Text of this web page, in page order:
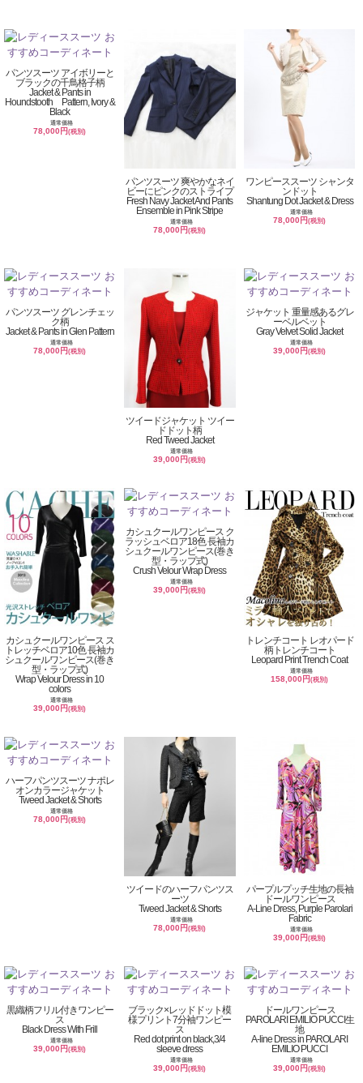
パンツスーツ アイボリーと
ブラックの千鳥格子柄
Jacket & Pants in
Houndstooth Pattern, Ivory &
Black
通常価格
78,000円(税別)
パンツスーツ 爽やかなネイ
ビーにピンクのストライプ
Fresh Navy Jacket And Pants
Ensemble in Pink Stripe
通常価格
78,000円(税別)
ワンピーススーツ シャンタ
ンドット
Shantung Dot Jacket & Dress
通常価格
78,000円(税別)
パンツスーツ グレンチェッ
ク柄
Jacket & Pants in Glen Pattern
通常価格
78,000円(税別)
ツイードジャケット ツイー
ドドット柄
Red Tweed Jacket
通常価格
39,000円(税別)
ジャケット 重量感あるグレ
ーベルベット
Gray Velvet Solid Jacket
通常価格
39,000円(税別)
カシュクールワンピース ス
トレッチベロア10色 長袖カ
シュクールワンピース(巻き
型・ラップ式)
Wrap Velour Dress in 10
colors
通常価格
39,000円(税別)
カシュクールワンピース ク
ラッシュベロア18色 長袖カ
シュクールワンピース(巻き
型・ラップ式)
Crush Velour Wrap Dress
通常価格
39,000円(税別)
トレンチコート レオパード
柄トレンチコート
Leopard Print Trench Coat
通常価格
158,000円(税別)
ハーフパンツスーツ ナポレ
オンカラージャケット
Tweed Jacket & Shorts
通常価格
78,000円(税別)
ツイードのハーフパンツス
ーツ
Tweed Jacket & Shorts
通常価格
78,000円(税別)
パープルプッチ生地の長袖
ドールワンピース
A-Line Dress, Purple Parolari
Fabric
通常価格
39,000円(税別)
黒織柄フリル付きワンピー
ス
Black Dress With Frill
通常価格
39,000円(税別)
ブラック×レッドドット模
様プリント7分袖ワンピー
ス
Red dot print on black,3/4
sleeve dress
通常価格
39,000円(税別)
ドールワンピース
PAROLARI EMILIO PUCCI生
地
A-line Dress in PAROLARI
EMILIO PUCCI
通常価格
39,000円(税別)